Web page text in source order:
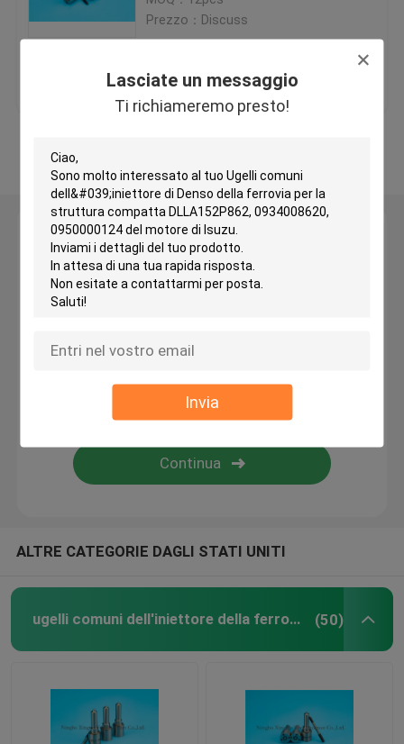
Lasciate un messaggio
Ti richiameremo presto!
Invia
Ugello dell'iniettore di Yanmar
Ugelli dell'iniettore di Zexel
ugelli diesel dell'iniettore
Ugello dell'iniettore di combustibile
iniettore comune della ferrovia
Iniettori di combustibile diesel
Prezzo：Discuss
Miglior prezzo Contattaci
Lasciate un messaggio
Ti richiameremo presto!
ALTRE CATEGORIE DAGLI STATI UNITI
ugelli comuni dell'iniettore della ferrovia (50)